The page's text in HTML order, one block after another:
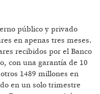
público y privado
en apenas tres meses.
recibidos por el Banco
con una garantía de 10
1489 millones en
en un solo trimestre